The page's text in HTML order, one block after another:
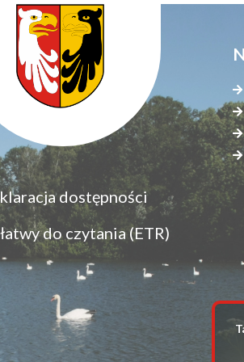
dostępności
do czytania (ETR)